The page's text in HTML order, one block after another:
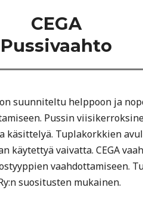
CEGA
Pussivaahto
suunniteltu helppoon ja
Pussin
käsittelyä. Tuplakorkkien
käytettyä vaivatta. CEGA
vaahdottamiseen.
suositusten mukainen.